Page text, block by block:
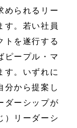
められるリー
す。若い社員
トを遂行する
ピープル・マ
す。いずれに
分から提案し
ダーシップが
）リーダーシ